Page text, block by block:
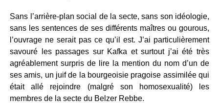
Sans l’arrière-plan social de la secte, sans son idéologie,
sans les sentences de ses différents maîtres ou gourous,
l’ouvrage ne serait pas ce qu’il est. J’ai particulièrement
savouré les passages sur Kafka et surtout j’ai été très
agréablement surpris de lire la mention du nom d’un de
ses amis, un juif de la bourgeoisie pragoise assimilée qui
était allé rejoindre (malgré son homosexualité) les
membres de la secte du Belzer Rebbe.